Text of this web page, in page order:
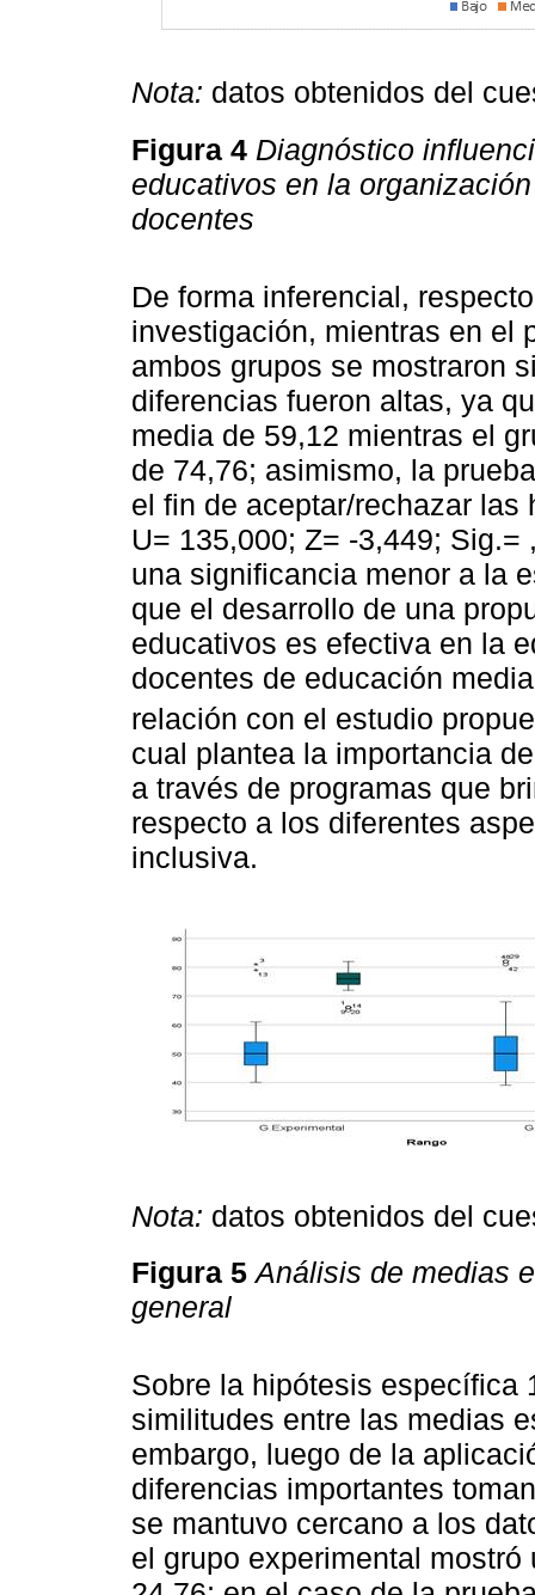
Nota: datos obtenidos del
Figura 4 Diagnóstico
educativos en la
docentes
De forma inferencial,
investigación, mientras en el
ambos grupos se mostraron
diferencias fueron altas, ya
media de 59,12 mientras el
de 74,76; asimismo, la
el fin de aceptar/rechazar
U= 135,000; Z= -3,449;
una significancia menor a la
que el desarrollo de una
educativos es efectiva en la
docentes de educación
relación con el estudio
cual plantea la importancia
a través de programas que
respecto a los diferentes
inclusiva.
Nota: datos obtenidos del
Figura 5Análisis de medias
general
Sobre la hipótesis específica
similitudes entre las medias
embargo, luego de la
diferencias importantes
se mantuvo cercano a los
el grupo experimental